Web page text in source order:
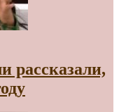
рассказали,